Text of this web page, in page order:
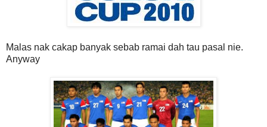
Malas nak cakap banyak sebab ramai dah tau pasal nie.
Anyway